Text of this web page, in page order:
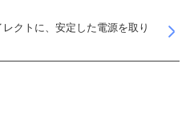
クトに、安定した電源を取り